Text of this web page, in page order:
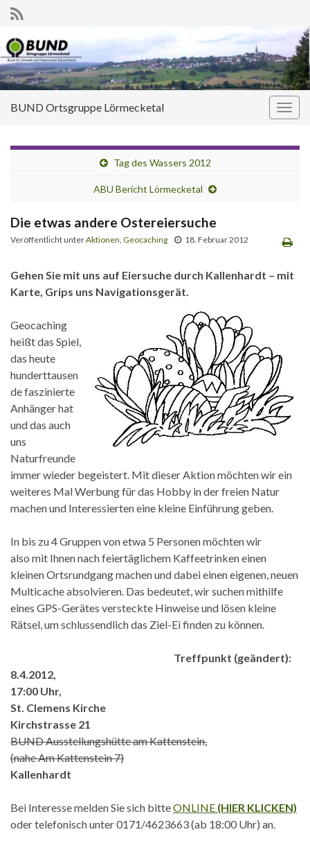
BUND Ortsgruppe Lörmecketal
Tag des Wassers 2012
ABU Bericht Lörmecketal
Die etwas andere Ostereiersuche
Veröffentlicht unterAktionen, Geocaching 18. Februar 2012
Gehen Sie mit uns auf Eiersuche durch Kallenhardt – mit
Karte, Grips uns Navigationsgerät.
Geocaching
heißt das Spiel,
das heute
hunderttausen
de faszinierte
Anhänger hat
und das auch
uns
Naturfreunde
immer wieder begeistert. Mit dieser Aktion möchten wir ein
weiteres Mal Werbung für das Hobby in der freien Natur
machen und Interessierten eine kleine Einführung geben.
In bis zu 4 Gruppen von etwa 5 Personen möchten wir
also mit Ihnen nach feiertäglichem Kaffeetrinken einen
kleinen Ortsrundgang machen und dabei einen eigenen, neuen
Multicache absolvieren. Das bedeutet, wir suchen mithilfe
eines GPS-Gerätes versteckte Hinweise und lösen kleine
Rätsel, um schlussendlich das Ziel-Ei finden zu können.
Treffpunkt (geändert):
8.4.2012,
17:00 Uhr,
St. Clemens Kirche
Kirchstrasse 21
BUND Ausstellungshütte am Kattenstein,
(nahe Am Kattenstein 7)
Kallenhardt
Bei Interesse melden Sie sich bitteONLINE (HIER KLICKEN)
oder telefonisch unter 0171/4623663 (ab 18:00 Uhr) an.